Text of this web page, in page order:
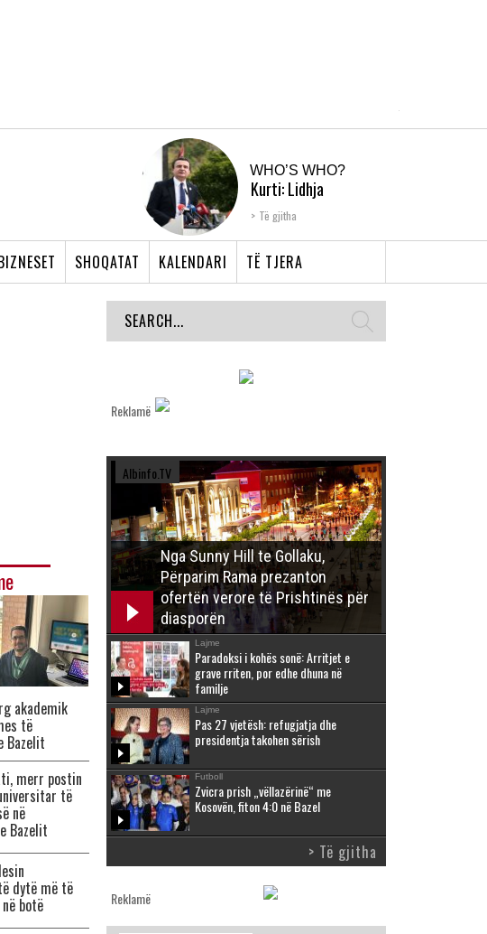
WHO’S WHO?
Kurti: Lidhja
Shqiptare e Prizrenit,
Të gjitha
SHOQATAT KALENDARI TË TJERA
akademik
të
Bazelit
merr postin
të
në
Bazelit
dytë më të
botë
Reklamë
Albinfo.TV
Nga Sunny Hill te Gollaku,
Përparim Rama prezanton
ofertën verore të Prishtinës për
diasporën
Lajme
Paradoksi i kohës sonë: Arritjet e
grave rriten, por edhe dhuna në
familje
Lajme
Pas 27 vjetësh: refugjatja dhe
presidentja takohen sërish
Futboll
Zvicra prish „vëllazërinë“ me
Kosovën, fiton 4:0 në Bazel
> Të gjitha
Reklamë